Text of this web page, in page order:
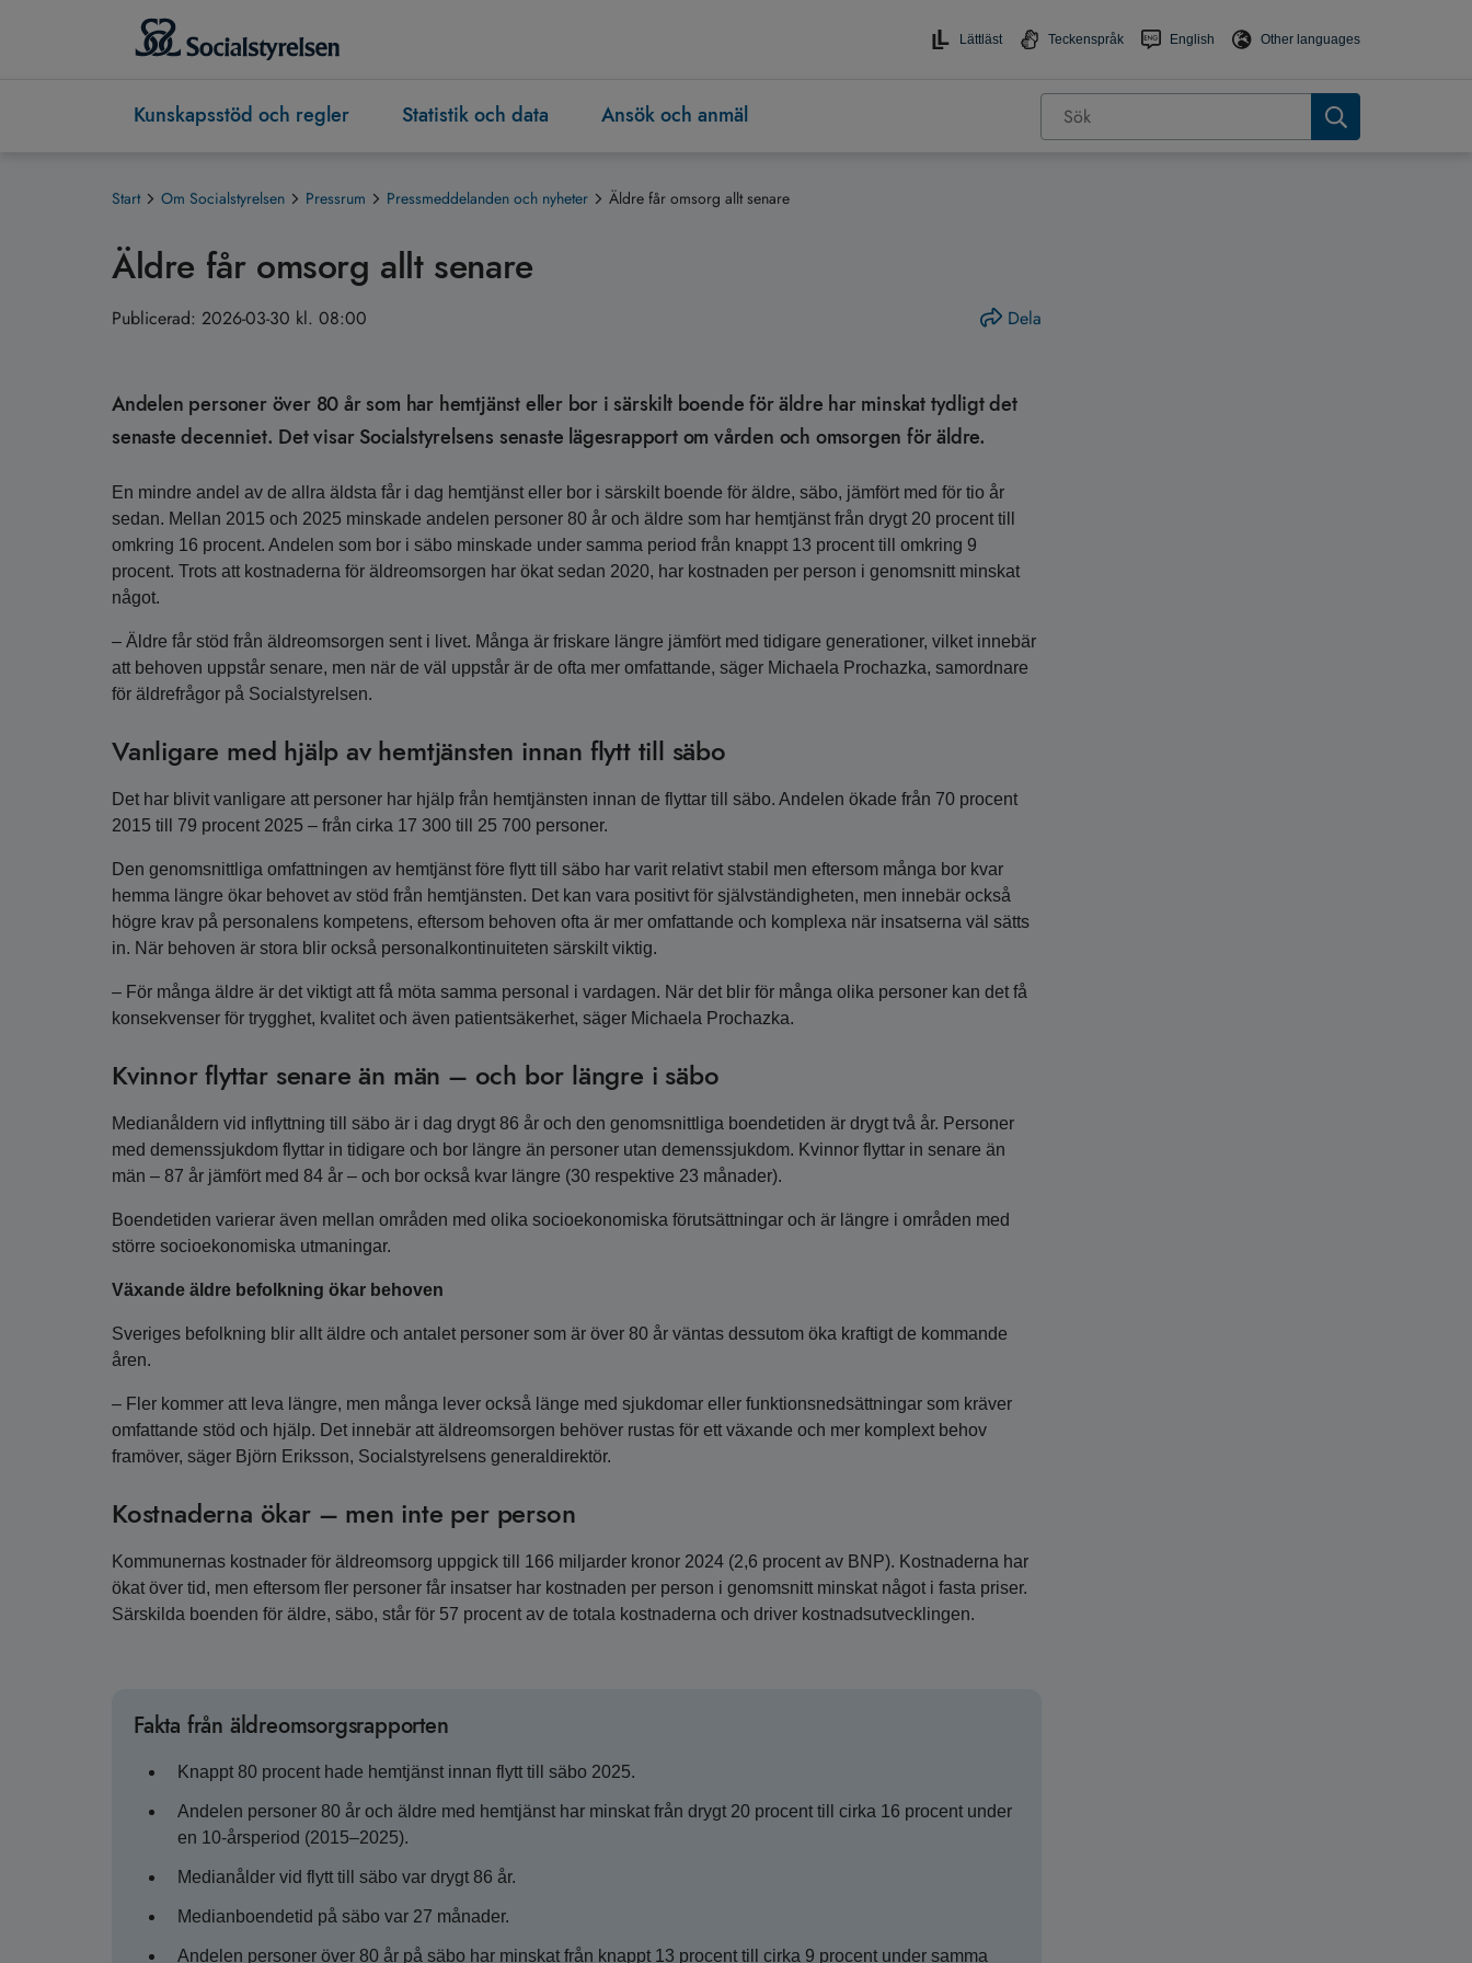
Lättläst Teckenspråk English Other languages
Kunskapsstöd och regler Statistik och data Ansök och anmäl
Start Om Socialstyrelsen Pressrum Pressmeddelanden och nyheter Äldre får omsorg allt senare
Äldre får omsorg allt senare
Publicerad: 2026-03-30 kl. 08:00 Dela
Andelen personer över 80 år som har hemtjänst eller bor i särskilt boende för äldre har minskat tydligt det
senaste decenniet. Det visar Socialstyrelsens senaste lägesrapport om vården och omsorgen för äldre.
En mindre andel av de allra äldsta får i dag hemtjänst eller bor i särskilt boende för äldre, säbo, jämfört med för tio år
sedan. Mellan 2015 och 2025 minskade andelen personer 80 år och äldre som har hemtjänst från drygt 20 procent till
omkring 16 procent. Andelen som bor i säbo minskade under samma period från knappt 13 procent till omkring 9
procent. Trots att kostnaderna för äldreomsorgen har ökat sedan 2020, har kostnaden per person i genomsnitt minskat
något.
– Äldre får stöd från äldreomsorgen sent i livet. Många är friskare längre jämfört med tidigare generationer, vilket innebär
att behoven uppstår senare, men när de väl uppstår är de ofta mer omfattande, säger Michaela Prochazka, samordnare
för äldrefrågor på Socialstyrelsen.
Vanligare med hjälp av hemtjänsten innan flytt till säbo
Det har blivit vanligare att personer har hjälp från hemtjänsten innan de flyttar till säbo. Andelen ökade från 70 procent
2015 till 79 procent 2025 – från cirka 17 300 till 25 700 personer.
Den genomsnittliga omfattningen av hemtjänst före flytt till säbo har varit relativt stabil men eftersom många bor kvar
hemma längre ökar behovet av stöd från hemtjänsten. Det kan vara positivt för självständigheten, men innebär också
högre krav på personalens kompetens, eftersom behoven ofta är mer omfattande och komplexa när insatserna väl sätts
in. När behoven är stora blir också personalkontinuiteten särskilt viktig.
– För många äldre är det viktigt att få möta samma personal i vardagen. När det blir för många olika personer kan det få
konsekvenser för trygghet, kvalitet och även patientsäkerhet, säger Michaela Prochazka.
Kvinnor flyttar senare än män – och bor längre i säbo
Medianåldern vid inflyttning till säbo är i dag drygt 86 år och den genomsnittliga boendetiden är drygt två år. Personer
med demenssjukdom flyttar in tidigare och bor längre än personer utan demenssjukdom. Kvinnor flyttar in senare än
män – 87 år jämfört med 84 år – och bor också kvar längre (30 respektive 23 månader).
Boendetiden varierar även mellan områden med olika socioekonomiska förutsättningar och är längre i områden med
större socioekonomiska utmaningar.
Växande äldre befolkning ökar behoven
Sveriges befolkning blir allt äldre och antalet personer som är över 80 år väntas dessutom öka kraftigt de kommande
åren.
– Fler kommer att leva längre, men många lever också länge med sjukdomar eller funktionsnedsättningar som kräver
omfattande stöd och hjälp. Det innebär att äldreomsorgen behöver rustas för ett växande och mer komplext behov
framöver, säger Björn Eriksson, Socialstyrelsens generaldirektör.
Kostnaderna ökar – men inte per person
Kommunernas kostnader för äldreomsorg uppgick till 166 miljarder kronor 2024 (2,6 procent av BNP). Kostnaderna har
ökat över tid, men eftersom fler personer får insatser har kostnaden per person i genomsnitt minskat något i fasta priser.
Särskilda boenden för äldre, säbo, står för 57 procent av de totala kostnaderna och driver kostnadsutvecklingen.
Fakta från äldreomsorgsrapporten
Knappt 80 procent hade hemtjänst innan flytt till säbo 2025.
Andelen personer 80 år och äldre med hemtjänst har minskat från drygt 20 procent till cirka 16 procent under
en 10-årsperiod (2015–2025).
Medianålder vid flytt till säbo var drygt 86 år.
Medianboendetid på säbo var 27 månader.
Andelen personer över 80 år på säbo har minskat från knappt 13 procent till cirka 9 procent under samma